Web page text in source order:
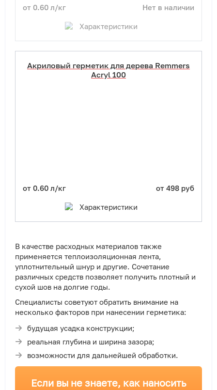
от 0.60 л/кг Нет в наличии
Характеристики
Акриловый герметик для дерева Remmers
Acryl 100
от 0.60 л/кг от 498 руб
Характеристики
В качестве расходных материалов также
применяется теплоизоляционная лента,
уплотнительный шнур и другие. Сочетание
различных средств позволяет получить плотный и
сухой шов на долгие годы.
Специалисты советуют обратить внимание на
несколько факторов при нанесении герметика:
будущая усадка конструкции;
реальная глубина и ширина зазора;
возможности для дальнейшей обработки.
Если вы не знаете, как наносить